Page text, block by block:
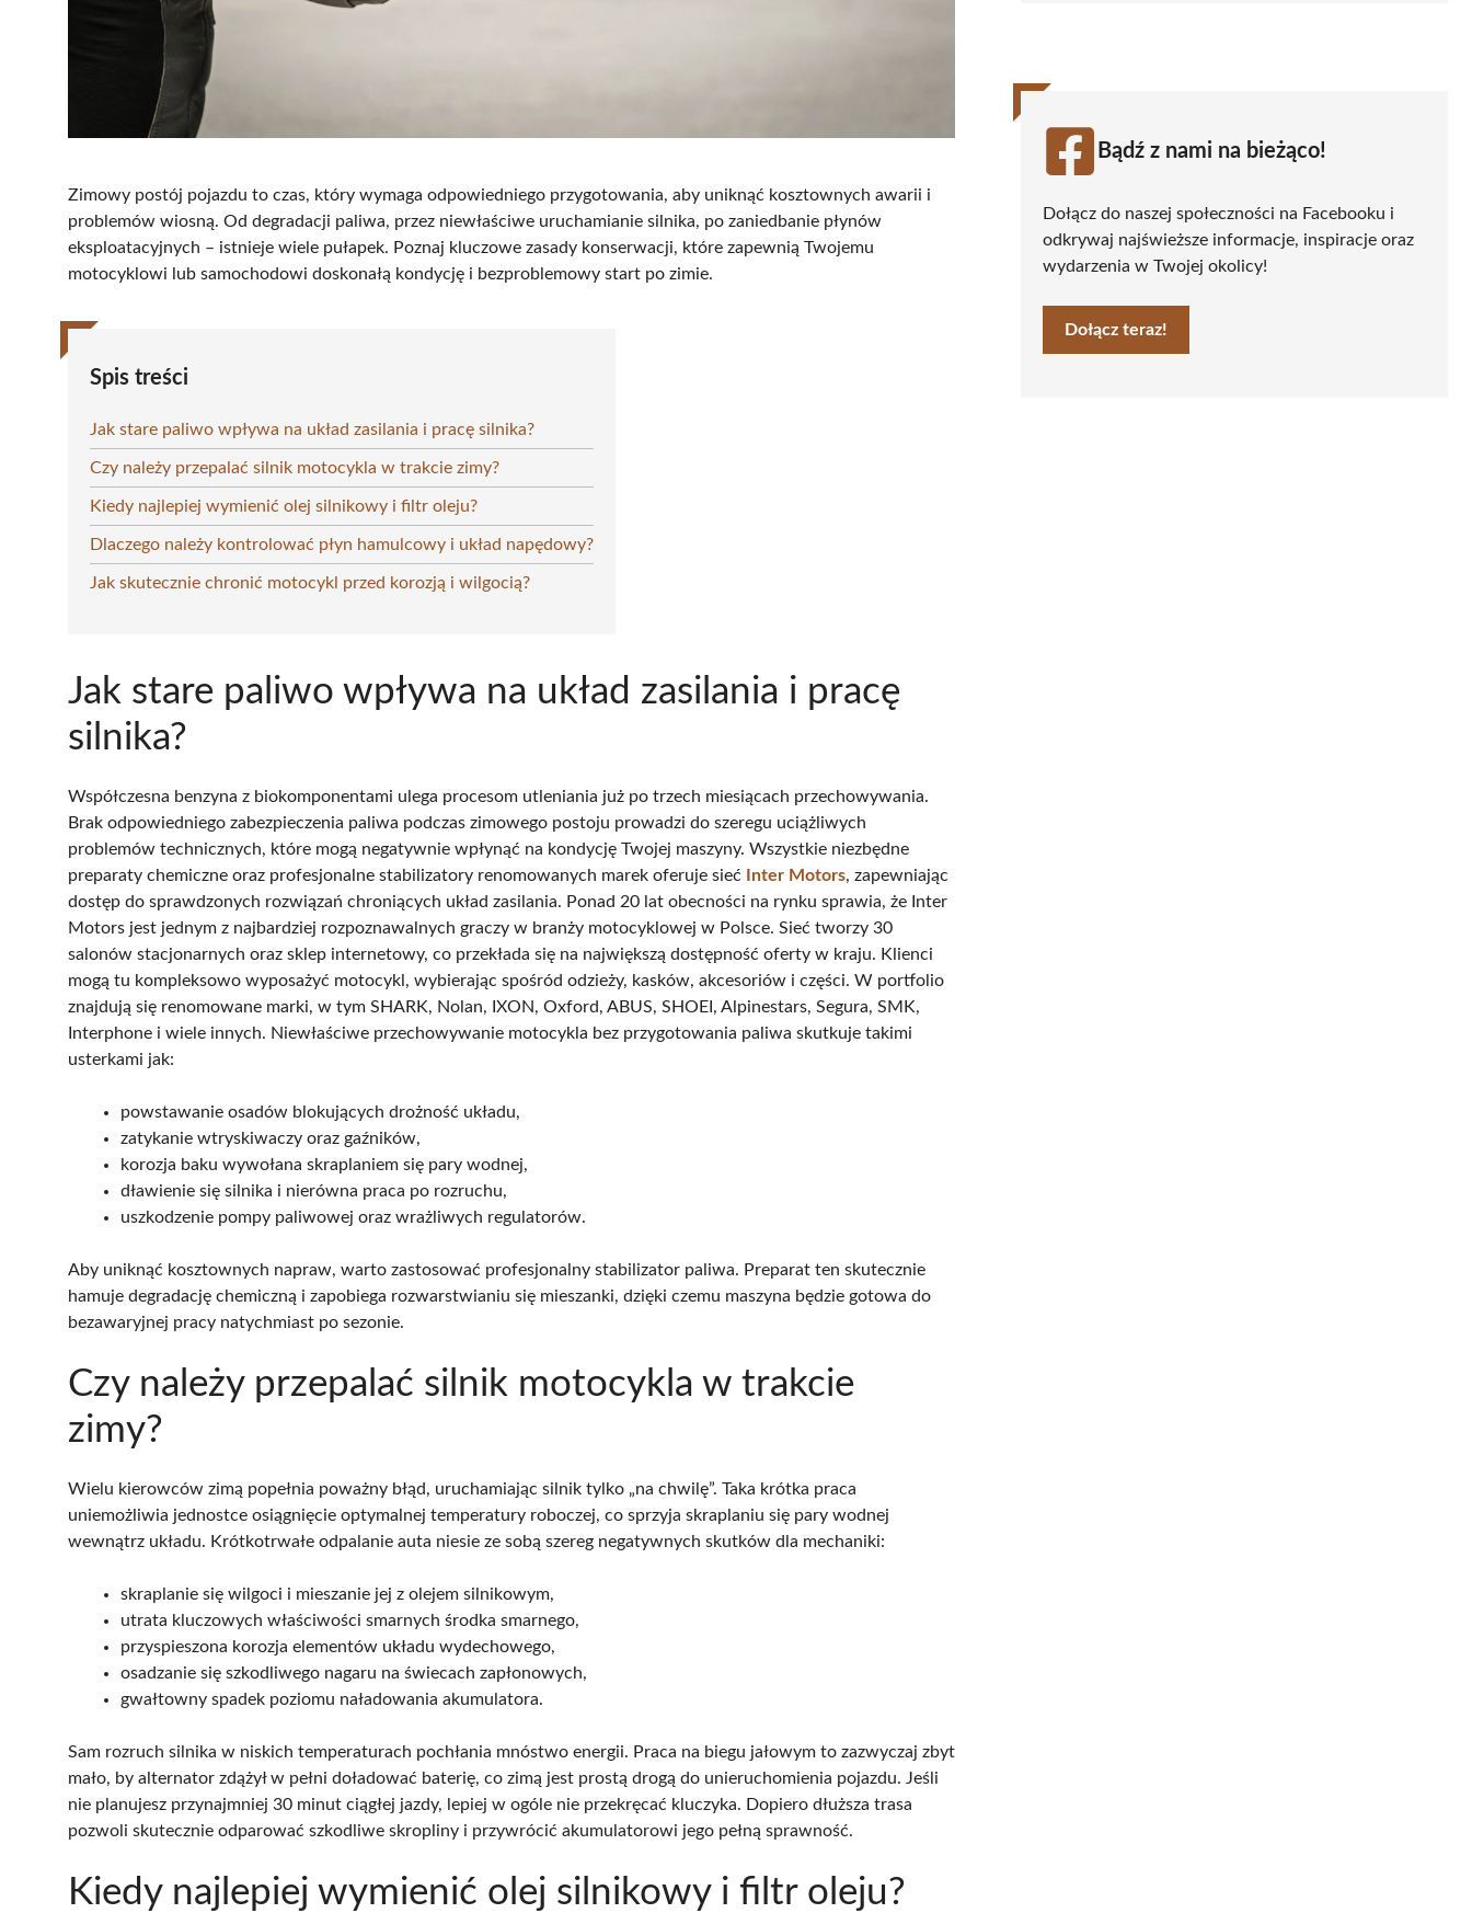
Zimowy postój pojazdu to czas, który wymaga odpowiedniego przygotowania, aby uniknąć kosztownych awarii i
problemów wiosną. Od degradacji paliwa, przez niewłaściwe uruchamianie silnika, po zaniedbanie płynów
eksploatacyjnych – istnieje wiele pułapek. Poznaj kluczowe zasady konserwacji, które zapewnią Twojemu
motocyklowi lub samochodowi doskonałą kondycję i bezproblemowy start po zimie.
Spis treści
Jak stare paliwo wpływa na układ zasilania i pracę silnika?
Czy należy przepalać silnik motocykla w trakcie zimy?
Kiedy najlepiej wymienić olej silnikowy i filtr oleju?
Dlaczego należy kontrolować płyn hamulcowy i układ napędowy?
Jak skutecznie chronić motocykl przed korozją i wilgocią?
Jak stare paliwo wpływa na układ zasilania i pracę
silnika?
Współczesna benzyna z biokomponentami ulega procesom utleniania już po trzech miesiącach przechowywania.
Brak odpowiedniego zabezpieczenia paliwa podczas zimowego postoju prowadzi do szeregu uciążliwych
problemów technicznych, które mogą negatywnie wpłynąć na kondycję Twojej maszyny. Wszystkie niezbędne
preparaty chemiczne oraz profesjonalne stabilizatory renomowanych marek oferuje sieć
Inter Motors, zapewniając
dostęp do sprawdzonych rozwiązań chroniących układ zasilania. Ponad 20 lat obecności na rynku sprawia, że Inter
Motors jest jednym z najbardziej rozpoznawalnych graczy w branży motocyklowej w Polsce. Sieć tworzy 30
salonów stacjonarnych oraz sklep internetowy, co przekłada się na największą dostępność oferty w kraju. Klienci
mogą tu kompleksowo wyposażyć motocykl, wybierając spośród odzieży, kasków, akcesoriów i części. W portfolio
znajdują się renomowane marki, w tym SHARK, Nolan, IXON, Oxford, ABUS, SHOEI, Alpinestars, Segura, SMK,
Interphone i wiele innych. Niewłaściwe przechowywanie motocykla bez przygotowania paliwa skutkuje takimi
usterkami jak:
powstawanie osadów blokujących drożność układu,
zatykanie wtryskiwaczy oraz gaźników,
korozja baku wywołana skraplaniem się pary wodnej,
dławienie się silnika i nierówna praca po rozruchu,
uszkodzenie pompy paliwowej oraz wrażliwych regulatorów.
Aby uniknąć kosztownych napraw, warto zastosować profesjonalny stabilizator paliwa. Preparat ten skutecznie
hamuje degradację chemiczną i zapobiega rozwarstwianiu się mieszanki, dzięki czemu maszyna będzie gotowa do
bezawaryjnej pracy natychmiast po sezonie.
Czy należy przepalać silnik motocykla w trakcie
zimy?
Wielu kierowców zimą popełnia poważny błąd, uruchamiając silnik tylko „na chwilę”. Taka krótka praca
uniemożliwia jednostce osiągnięcie optymalnej temperatury roboczej, co sprzyja skraplaniu się pary wodnej
wewnątrz układu. Krótkotrwałe odpalanie auta niesie ze sobą szereg negatywnych skutków dla mechaniki:
skraplanie się wilgoci i mieszanie jej z olejem silnikowym,
utrata kluczowych właściwości smarnych środka smarnego,
przyspieszona korozja elementów układu wydechowego,
osadzanie się szkodliwego nagaru na świecach zapłonowych,
gwałtowny spadek poziomu naładowania akumulatora.
Sam rozruch silnika w niskich temperaturach pochłania mnóstwo energii. Praca na biegu jałowym to zazwyczaj zbyt
mało, by alternator zdążył w pełni doładować baterię, co zimą jest prostą drogą do unieruchomienia pojazdu. Jeśli
nie planujesz przynajmniej 30 minut ciągłej jazdy, lepiej w ogóle nie przekręcać kluczyka. Dopiero dłuższa trasa
pozwoli skutecznie odparować szkodliwe skropliny i przywrócić akumulatorowi jego pełną sprawność.
Kiedy najlepiej wymienić olej silnikowy i filtr oleju?
Bądź z nami na bieżąco!
Dołącz do naszej społeczności na Facebooku i
odkrywaj najświeższe informacje, inspiracje oraz
wydarzenia w Twojej okolicy!
Dołącz teraz!